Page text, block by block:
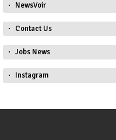
NewsVoir
Contact Us
Jobs News
Instagram